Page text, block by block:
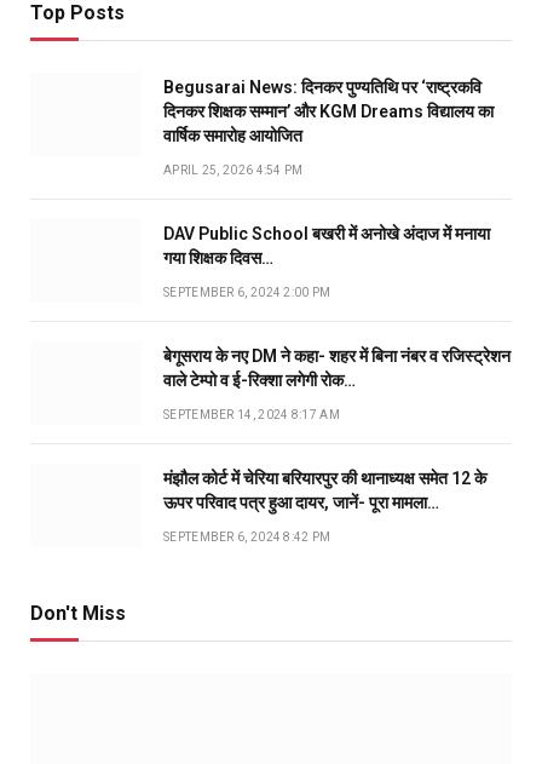
Top Posts
Begusarai News: दिनकर पुण्यतिथि पर ‘राष्ट्रकवि
दिनकर शिक्षक सम्मान’ और KGM Dreams विद्यालय का
वार्षिक समारोह आयोजित
APRIL 25, 2026 4:54 PM
DAV Public School बखरी में अनोखे अंदाज में मनाया
गया शिक्षक दिवस…
SEPTEMBER 6, 2024 2:00 PM
बेगूसराय के नए DM ने कहा- शहर में बिना नंबर व रजिस्ट्रेशन
वाले टेम्पो व ई-रिक्शा लगेगी रोक…
SEPTEMBER 14, 2024 8:17 AM
मंझौल कोर्ट में चेरिया बरियारपुर की थानाध्यक्ष समेत 12 के
ऊपर परिवाद पत्र हुआ दायर, जानें- पूरा मामला…
SEPTEMBER 6, 2024 8:42 PM
Don't Miss